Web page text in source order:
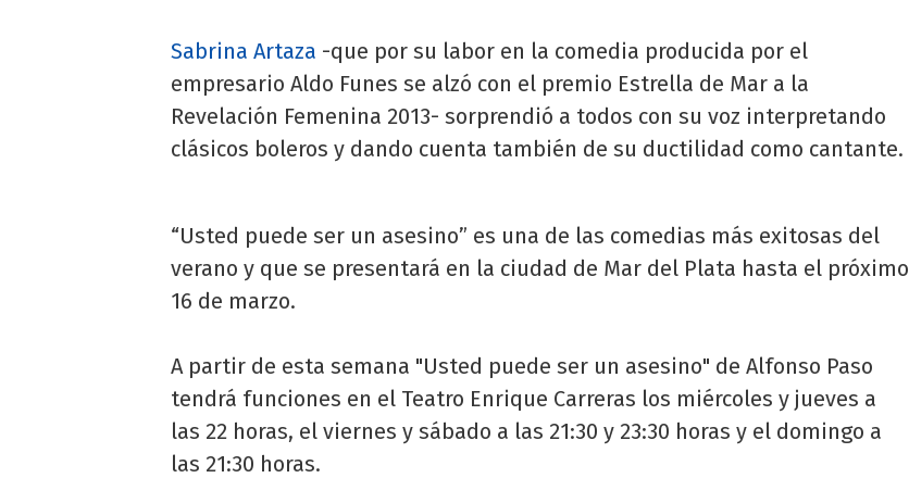
Sabrina Artaza -que por su labor en la comedia producida por el
empresario Aldo Funes se alzó con el premio Estrella de Mar a la
Revelación Femenina 2013- sorprendió a todos con su voz interpretando
clásicos boleros y dando cuenta también de su ductilidad como cantante.
“Usted puede ser un asesino” es una de las comedias más exitosas del
verano y que se presentará en la ciudad de Mar del Plata hasta el próximo
16 de marzo.
A partir de esta semana "Usted puede ser un asesino" de Alfonso Paso
tendrá funciones en el Teatro Enrique Carreras los miércoles y jueves a
las 22 horas, el viernes y sábado a las 21:30 y 23:30 horas y el domingo a
las 21:30 horas.